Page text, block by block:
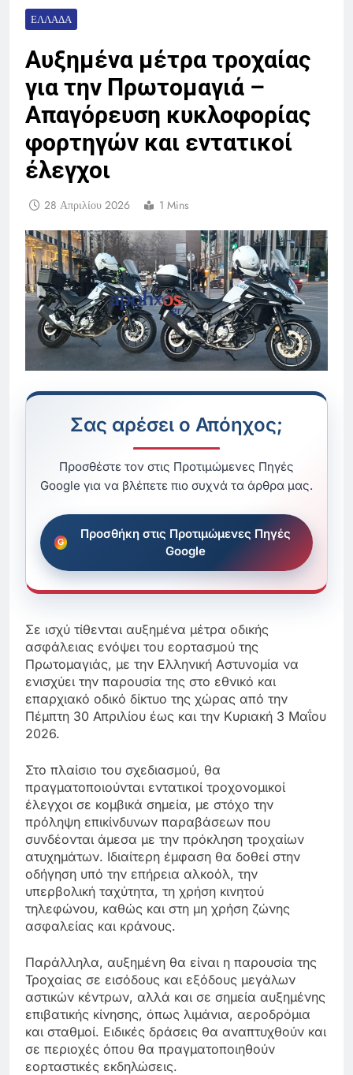
ΕΛΛΆΔΑ
Αυξημένα μέτρα τροχαίας
για την Πρωτομαγιά –
Απαγόρευση κυκλοφορίας
φορτηγών και εντατικοί
έλεγχοι
28 Απριλίου 2026 1 Mins
Σας αρέσει ο Απόηχος;
Προσθέστε τον στις Προτιμώμενες Πηγές
Google για να βλέπετε πιο συχνά τα άρθρα μας.
Προσθήκη στις Προτιμώμενες Πηγές
Google
Σε ισχύ τίθενται αυξημένα μέτρα οδικής
ασφάλειας ενόψει του εορτασμού της
Πρωτομαγιάς, με την Ελληνική Αστυνομία να
ενισχύει την παρουσία της στο εθνικό και
επαρχιακό οδικό δίκτυο της χώρας από την
Πέμπτη 30 Απριλίου έως και την Κυριακή 3 Μαΐου
2026.
Στο πλαίσιο του σχεδιασμού, θα
πραγματοποιούνται εντατικοί τροχονομικοί
έλεγχοι σε κομβικά σημεία, με στόχο την
πρόληψη επικίνδυνων παραβάσεων που
συνδέονται άμεσα με την πρόκληση τροχαίων
ατυχημάτων. Ιδιαίτερη έμφαση θα δοθεί στην
οδήγηση υπό την επήρεια αλκοόλ, την
υπερβολική ταχύτητα, τη χρήση κινητού
τηλεφώνου, καθώς και στη μη χρήση ζώνης
ασφαλείας και κράνους.
Παράλληλα, αυξημένη θα είναι η παρουσία της
Τροχαίας σε εισόδους και εξόδους μεγάλων
αστικών κέντρων, αλλά και σε σημεία αυξημένης
επιβατικής κίνησης, όπως λιμάνια, αεροδρόμια
και σταθμοί. Ειδικές δράσεις θα αναπτυχθούν και
σε περιοχές όπου θα πραγματοποιηθούν
εορταστικές εκδηλώσεις.